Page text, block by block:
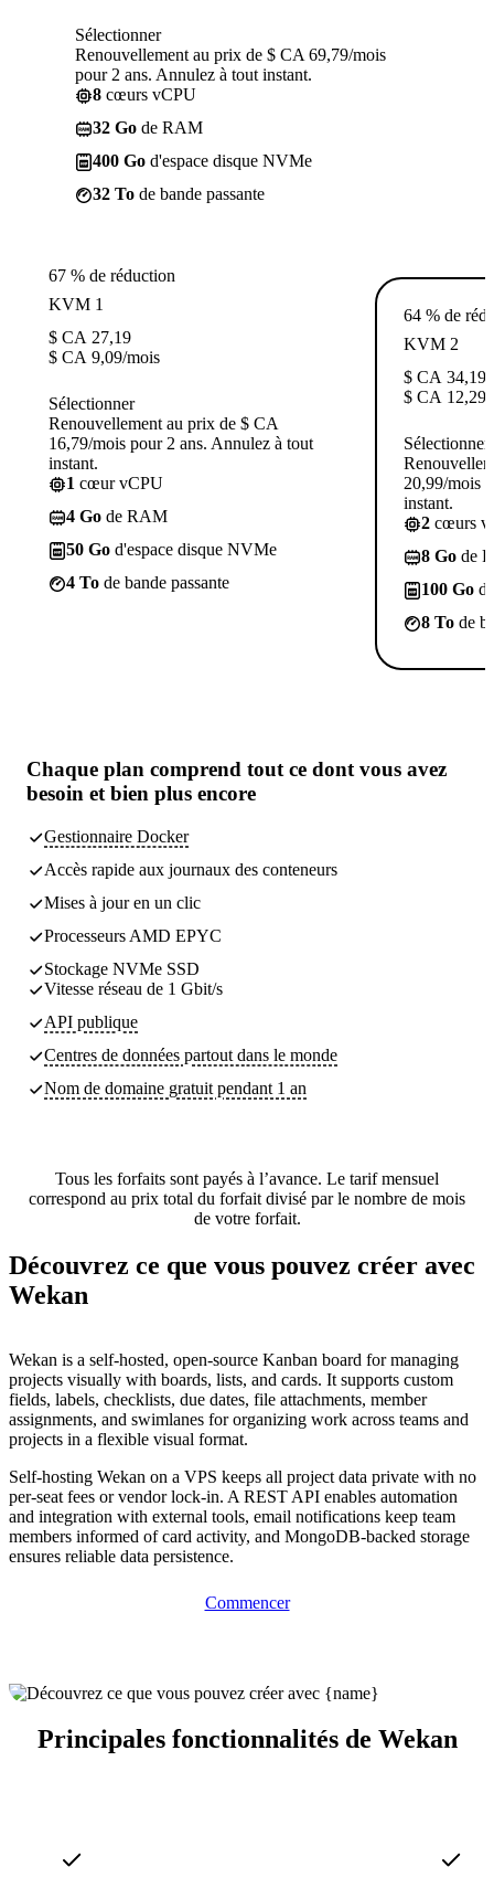
Sélectionner
Renouvellement au prix de $ CA 69,79/mois
pour 2 ans. Annulez à tout instant.
8 cœurs vCPU
32 Go de RAM
400 Go d'espace disque NVMe
32 To de bande passante
67 % de réduction
KVM 1
$ CA 27,19
$ CA 9,09/mois
Sélectionner
Renouvellement au prix de $ CA
16,79/mois pour 2 ans. Annulez à tout
instant.
1 cœur vCPU
4 Go de RAM
50 Go d'espace disque NVMe
4 To de bande passante
64 % de
KVM 2
$ CA 34,19
$ CA 12,29
Sélectionner
20,99/mois
instant.
2 cœurs
8 Go de
100 Go
8 To de
Chaque plan comprend tout ce dont vous avez
besoin et bien plus encore
Gestionnaire Docker
Accès rapide aux journaux des conteneurs
Mises à jour en un clic
Processeurs AMD EPYC
Stockage NVMe SSD
Vitesse réseau de 1 Gbit/s
API publique
Centres de données partout dans le monde
Nom de domaine gratuit pendant 1 an
Tous les forfaits sont payés à l’avance. Le tarif mensuel
correspond au prix total du forfait divisé par le nombre de mois
de votre forfait.
Découvrez ce que vous pouvez créer avec
Wekan
Wekan is a self-hosted, open-source Kanban board for managing
projects visually with boards, lists, and cards. It supports custom
fields, labels, checklists, due dates, file attachments, member
assignments, and swimlanes for organizing work across teams and
projects in a flexible visual format.
Self-hosting Wekan on a VPS keeps all project data private with no
per-seat fees or vendor lock-in. A REST API enables automation
and integration with external tools, email notifications keep team
members informed of card activity, and MongoDB-backed storage
ensures reliable data persistence.
Commencer
Principales fonctionnalités de Wekan